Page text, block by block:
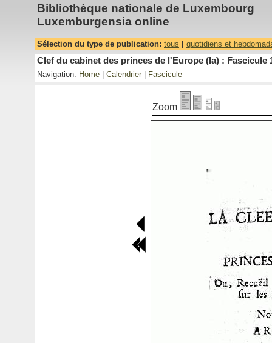
Bibliothèque nationale de Luxembourg
Luxemburgensia online
Sélection du type de publication: tous quotidiens et
Clef du cabinet des princes de l'Europe (la) : Fascicule
Navigation: Home Calendrier Fascicule
Zoom